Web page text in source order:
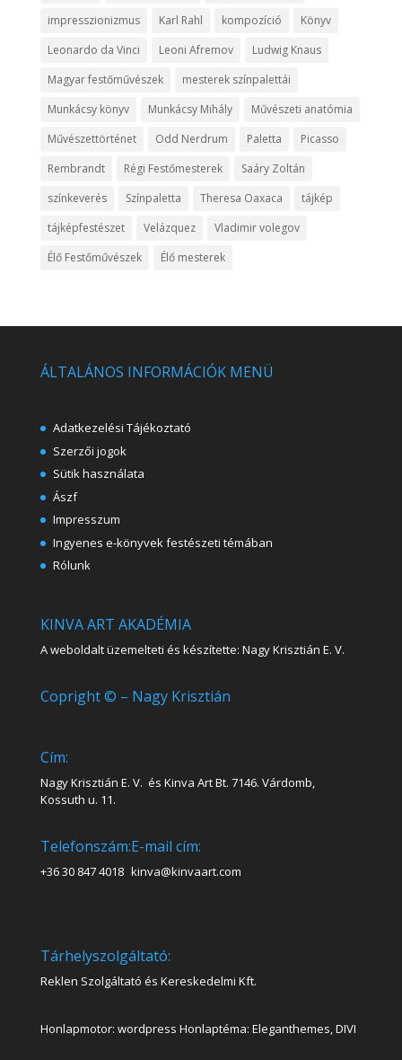
impresszionizmus
Karl Rahl kompozíció
Könyv
Leonardo da Vinci
Leoni Afremov
Ludwig Knaus
Magyar festőművészek
mesterek színpalettái
Munkácsy könyv
Munkácsy Mihály
Művészeti anatómia
Művészettörténet
Odd Nerdrum Paletta
Picasso
Rembrandt
Régi Festőmesterek
Saáry Zoltán
színkeverés
Színpaletta Theresa Oaxaca
tájkép
tájképfestészet
Velázquez
Vladimir volegov
Élő Festőművészek
Élő mesterek
ÁLTALÁNOS INFORMÁCIÓK MENÜ
Adatkezelési Tájékoztató
Szerzői jogok
Sütik használata
Ászf
Impresszum
Ingyenes e-könyvek festészeti témában
Rólunk
KINVA ART AKADÉMIA
A weboldalt üzemelteti és készítette: Nagy Krisztián E. V.
Copright © – Nagy Krisztián
Cím:
Nagy Krisztián E. V. és Kinva Art Bt. 7146. Várdomb,
Kossuth u. 11.
Telefonszám:
+36 30 847 4018
E-mail cím:
kinva@kinvaart.com
Tárhelyszolgáltató:
Reklen Szolgáltató és Kereskedelmi Kft.
Honlapmotor: wordpress Honlaptéma: Eleganthemes, DIVI